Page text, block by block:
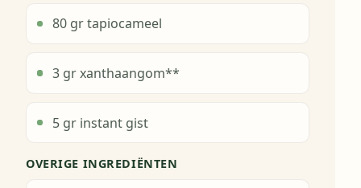
80 gr tapiocameel
3 gr xanthaangom**
5 gr instant gist
OVERIGE INGREDIËNTEN